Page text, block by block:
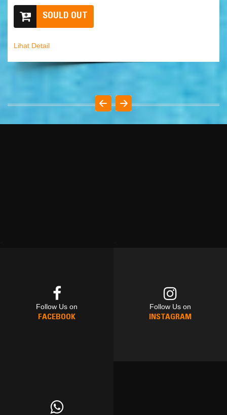
SOULD OUT
Lihat Detail
Follow Us on
FACEBOOK
Follow Us on
INSTAGRAM